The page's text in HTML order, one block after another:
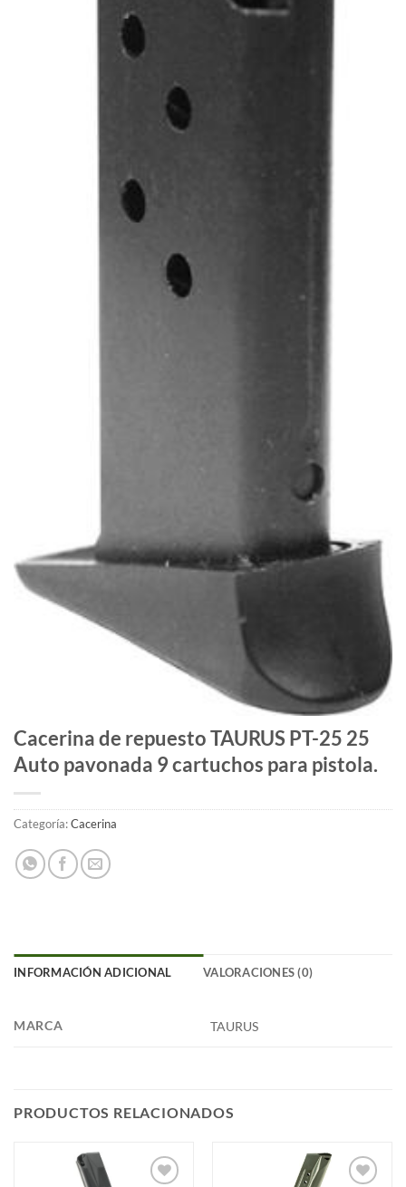
Cacerina de repuesto TAURUS PT-25 25
Auto pavonada 9 cartuchos para pistola.
Categoría:Cacerina
INFORMACIÓN ADICIONAL VALORACIONES (0)
MARCA TAURUS
PRODUCTOS RELACIONADOS